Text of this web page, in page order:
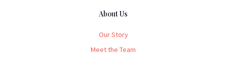
About Us
Our Story
Meet the Team